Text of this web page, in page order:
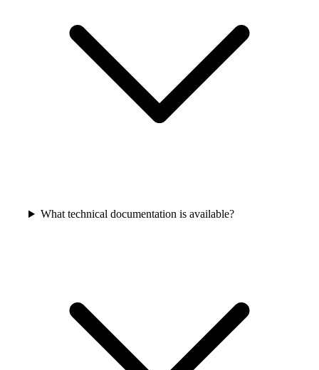
What technical documentation is available?